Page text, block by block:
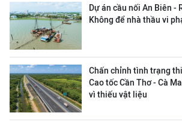
Dự án cầu nối An Biên -
Không để nhà thầu vi
Chấn chỉnh tình trạng
Cao tốc Cần Thơ - Cà
vì thiếu vật liệu